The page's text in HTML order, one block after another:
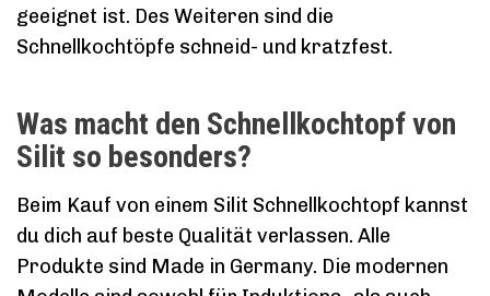
geeignet ist. Des Weiteren sind die
Schnellkochtöpfe schneid- und kratzfest.
Was macht den Schnellkochtopf von
Silit so besonders?
Beim Kauf von einem Silit Schnellkochtopf kannst
du dich auf beste Qualität verlassen. Alle
Produkte sind Made in Germany. Die modernen